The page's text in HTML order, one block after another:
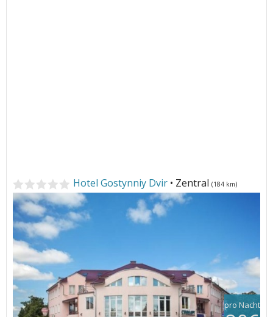
Hotel Gostynniy Dvir • Zentral (184 km)
pro Nacht